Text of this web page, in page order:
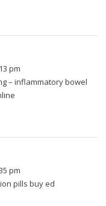
pm
– inflammatory bowel
pm
pills buy ed